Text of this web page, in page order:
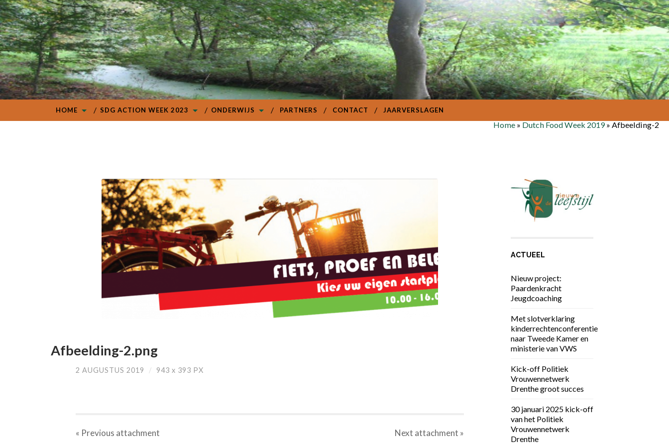
HOME SDG ACTION WEEK 2023 ONDERWIJS PARTNERS CONTACT JAARVERSLAGEN
Home » Dutch Food Week 2019» Afbeelding-2
Afbeelding-2.png
2 AUGUSTUS 2019 / 943 x 393 PX
« Previous attachment Next attachment »
ACTUEEL
Nieuw project:
Paardenkracht
Jeugdcoaching
Met slotverklaring
kinderrechtenconferentie
naar Tweede Kamer en
ministerie van VWS
Kick-off Politiek
Vrouwennetwerk
Drenthe groot succes
30 januari 2025 kick-off
van het Politiek
Vrouwennetwerk
Drenthe